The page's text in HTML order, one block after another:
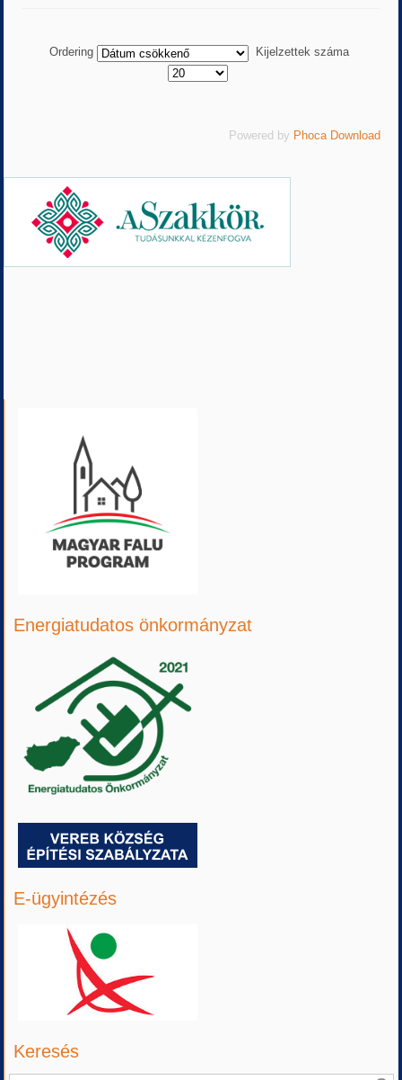
Ordering Kijelzettek száma
Powered by Phoca Download
Energiatudatos önkormányzat
E-ügyintézés
Keresés